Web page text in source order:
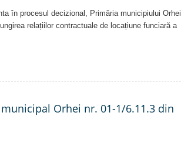
în procesul decizional, Primăria municipiului Orhei
relațiilor contractuale de locațiune funciară a
Orhei nr. 01-1/6.11.3 din